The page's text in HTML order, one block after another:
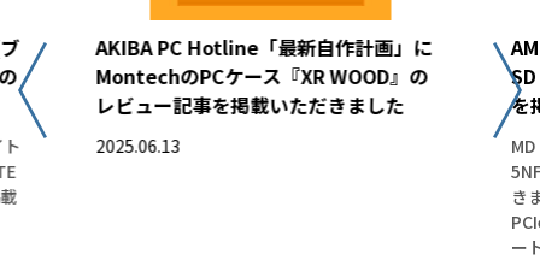
AKIBA PC Hotline「最新自作計画」に
MontechのPCケース『XR WOOD』の
レビュー記事を掲載いただきました
2025.06.13
を
き
ー